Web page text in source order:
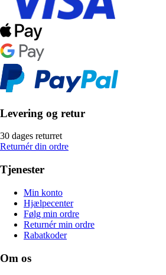
Levering og retur
30 dages returret
Returnér din ordre
Tjenester
Min konto
Hjælpecenter
Følg min ordre
Returnér min ordre
Rabatkoder
Om os